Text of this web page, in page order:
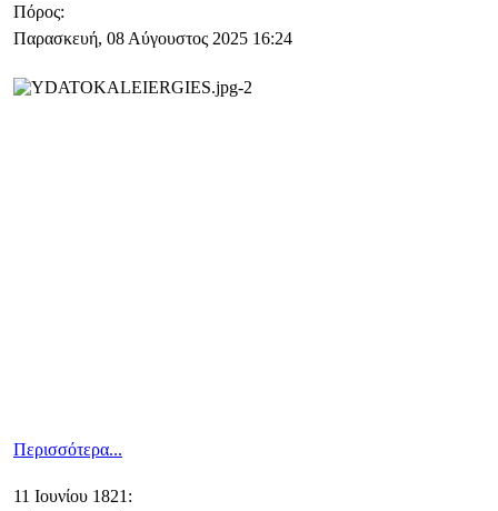
Πόρος:
Παρασκευή, 08 Αύγουστος 2025 16:24
Περισσότερα...
11 Ιουνίου 1821: